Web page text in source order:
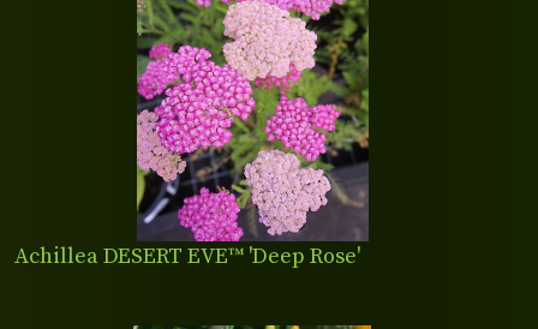
Achillea DESERT EVE™ 'Deep Rose'